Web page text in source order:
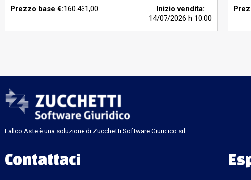
Prezzo base €:160.431,00
Inizio vendita:
14/07/2026 h 10:00
Fallco Aste è una soluzione di Zucchetti Software Giuridico srl
Contattaci